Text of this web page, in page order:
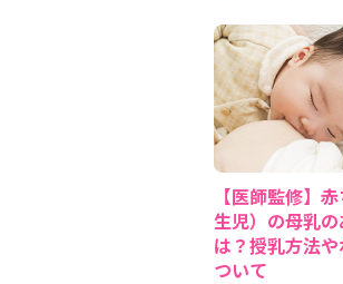
【医師監修】
生児）の母乳
は？授乳方法
ついて